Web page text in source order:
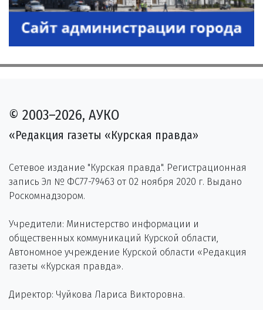
© 2003–2026, АУКО
«Редакция газеты «Курская правда»
Сетевое издание "Курская правда". Регистрационная
запись Эл № ФС77-79463 от 02 ноября 2020 г. Выдано
Роскомнадзором.
Учредители: Министерство информации и
общественных коммуникаций Курской области,
Автономное учреждение Курской области «Редакция
газеты «Курская правда».
Директор: Чуйкова Лариса Викторовна.